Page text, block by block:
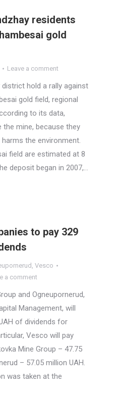
residents
gold
Leave a comment
hold a rally against
gold field, regional
to its data,
mine, because they
the environment.
field are estimated at 8
deposit began in 2007,…
to pay 329
, Vesco
a comment
and Ogneupornerud,
Management, will
of dividends for
Vesco will pay
Mine Group – 47.75
– 57.05 million UAH.
was taken at the